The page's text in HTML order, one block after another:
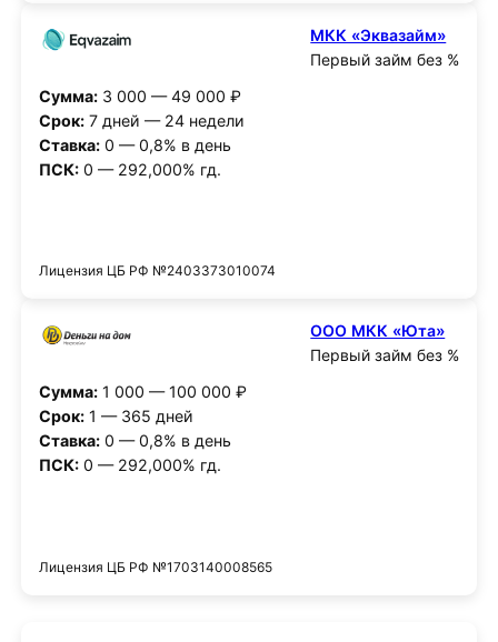
МКК «Эквазайм»
Первый займ без %
Сумма:3 000 — 49 000 ₽
Срок:7 дней — 24 недели
Ставка:0 — 0,8% в день
ПСК:0 — 292,000% гд.
Лицензия ЦБ РФ №2403373010074
ООО МКК «Юта»
Первый займ без %
Сумма:1 000 — 100 000 ₽
Срок:1 — 365 дней
Ставка:0 — 0,8% в день
ПСК:0 — 292,000% гд.
Лицензия ЦБ РФ №1703140008565